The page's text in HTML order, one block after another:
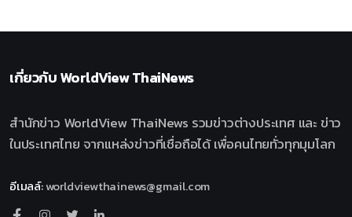
เกี่ยวกับWorldView ThaiNews
สำนักข่าว WorldView ThaiNews รวมข่าวต่างประเทศ และ ข่าว
ในประเทศไทย จากแหล่งข่าวที่เชื่อถือได้ เพื่อคนไทยทั่วทุกมุมโลก
อีเมลล์:worldviewthainews@gmail.com